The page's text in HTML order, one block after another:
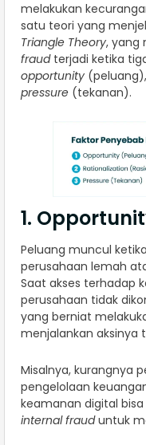
melakukan
satu teori yang
Triangle Theory, yang
fraudterjadi ketika
opportunity (peluang),
pressure (tekanan).
1.
Peluang muncul
perusahaan lemah
Saat akses terhadap
perusahaan tidak
yang berniat
menjalankan aksinya
Misalnya, kurangnya
pengelolaan
keamanan digital
internal frauduntuk